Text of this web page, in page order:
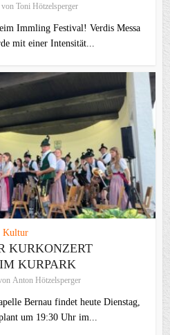
von Toni Hötzelsperger
Immling Festival! Verdis Messa
mit einer Intensität...
Kultur
KURKONZERT
KURPARK
Anton Hötzelsperger
Bernau findet heute Dienstag,
um 19:30 Uhr im...